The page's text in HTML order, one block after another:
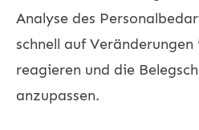
Analyse des
schnell auf
reagieren und die
anzupassen.